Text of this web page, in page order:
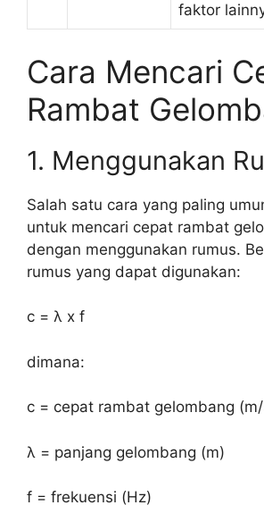
faktor
Cara Mencari
Rambat
1. Menggunakan
Salah satu cara yang paling
untuk mencari cepat rambat
dengan menggunakan rumus.
rumus yang dapat digunakan:
c = λ x f
dimana:
c = cepat rambat gelombang
λ = panjang gelombang (m)
f = frekuensi (Hz)